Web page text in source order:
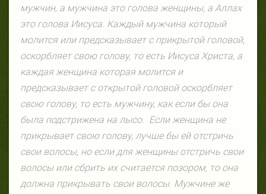
мужчин, а мужчина это голова женщины, а Аллах
это голова Иисуса. Каждый мужчина который
молится или предсказывает с прикрытой головой,
оскорбляет свою голову, то есть Иисуса Христа, а
каждая женщина которая молится и
предсказывает с открытой головой оскорбляет
свою голову, то есть мужчину, как если бы она
была подстрижена на лысо. Если женщина не
прикрывает свою голову, лучше бы ей отстричь
свои волосы, но если для женщины отстричь свои
волосы или сбрить их считается позором, то она
должна прикрывать свои волосы. Мужчине же